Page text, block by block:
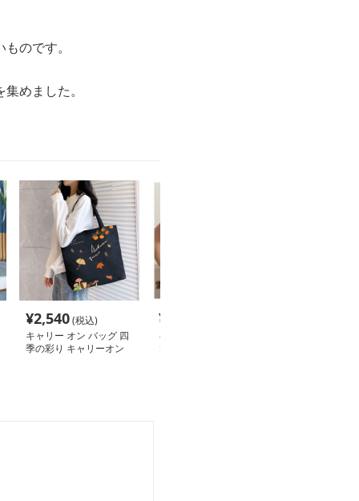
のです。
めました。
¥2,540(税込)
キャリー オン バッグ 四
季の彩り キャリーオン
¥
キャリーオンバッグ シ
ンプル持ち手ミニマルト